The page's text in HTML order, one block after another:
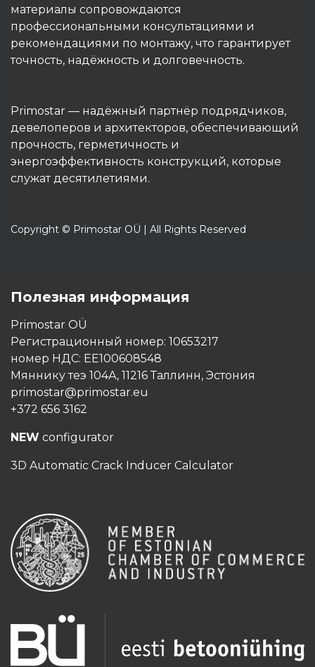
материалы сопровождаются
профессиональными консультациями и
рекомендациями по монтажу, что гарантирует
точность, надёжность и долговечность.
Primostar — надёжный партнёр подрядчиков,
девелоперов и архитекторов, обеспечивающий
прочность, герметичность и
энергоэффективность конструкций, которые
служат десятилетиями.
Copyright © Primostar OÜ | All Rights Reserved
Полезная информация
Primostar OÜ
Регистрационный номер: 10653217
номер НДС: EE100608548
Мяннику теэ 104А, 11216 Таллинн, Эстония
primostar@primostar.eu
+372 656 3162
NEW configurator
3D Automatic Crack Inducer Calculator